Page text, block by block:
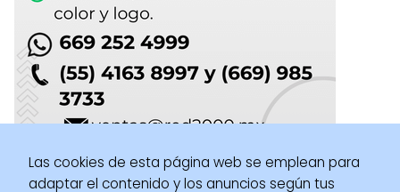
Las cookies de esta página web se emplean para
adaptar el contenido y los anuncios según tus